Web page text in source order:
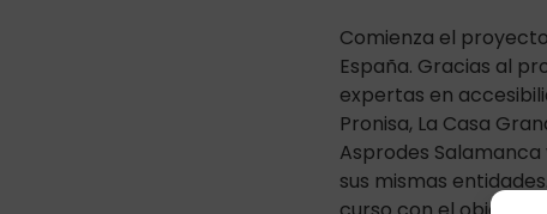
Comienza el
España. Gracias al
expertas en
Pronisa, La Casa
Asprodes
sus mismas